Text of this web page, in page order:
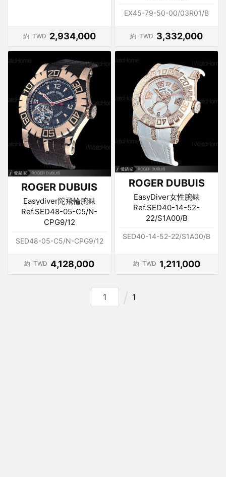
約 TWD 2,934,000
EX45-79-50-00/03R01/B
約 TWD 3,332,000
ROGER DUBUIS
Easydiver陀飛輪腕錶
Ref.SED48-05-C5/N-
CPG9/12
SED48-05-C5/N-CPG9/12
約 TWD 4,128,000
ROGER DUBUIS
EasyDiver女性腕錶
Ref.SED40-14-52-
22/S1A00/B
SED40-14-52-22/S1A00/B
約 TWD 1,211,000
1